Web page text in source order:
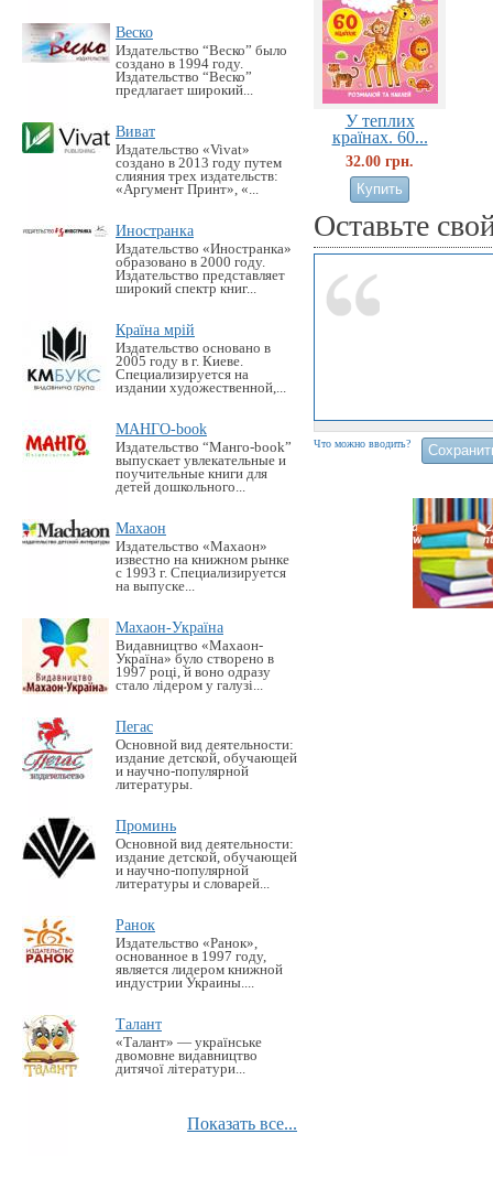
Веско
Издательство “Веско” было
создано в 1994 году.
Издательство “Веско”
предлагает широкий...
Виват
Издательство «Vivat»
создано в 2013 году путем
слияния трех издательств:
«Аргумент Принт», «...
Иностранка
Издательство «Иностранка»
образовано в 2000 году.
Издательство представляет
широкий спектр книг...
Країна мрій
Издательство основано в
2005 году в г. Киеве.
Специализируется на
издании художественной,...
МАНГО-book
Издательство “Манго-book”
выпускает увлекательные и
поучительные книги для
детей дошкольного...
Махаон
Издательство «Махаон»
известно на книжном рынке
с 1993 г. Специализируется
на выпуске...
Махаон-Україна
Видавництво «Махаон-
Україна» було створено в
1997 році, й воно одразу
стало лідером у галузі...
Пегас
Основной вид деятельности:
издание детской, обучающей
и научно-популярной
литературы.
Проминь
Основной вид деятельности:
издание детской, обучающей
и научно-популярной
литературы и словарей...
Ранок
Издательство «Ранок»,
основанное в 1997 году,
является лидером книжной
индустрии Украины....
Талант
«Талант» — українське
двомовне видавництво
дитячої літератури...
Показать все...
У теплих
країнах. 60...
32.00 грн.
Оставьте
Что можно вводить?